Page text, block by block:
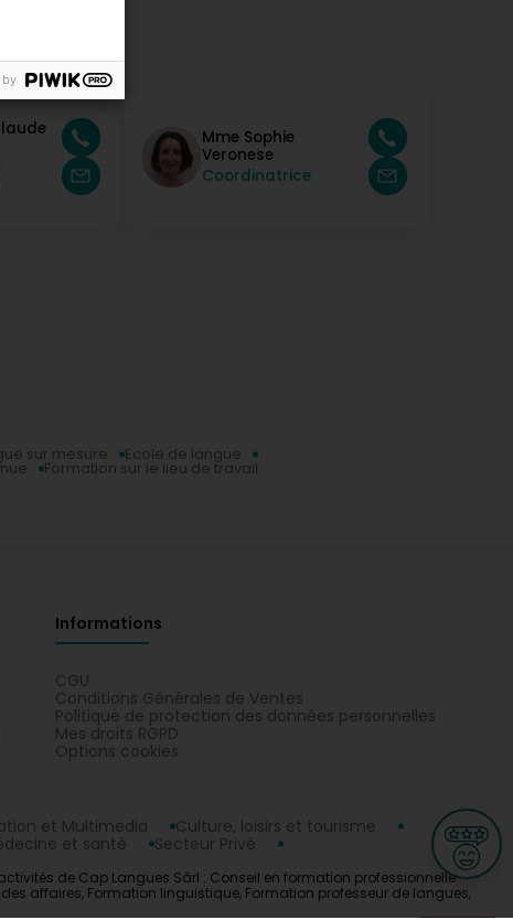
Mme Sophie
Veronese
Coordinatrice
sur mesure Ecole de langue
Formation sur le lieu de travail
Informations
CGU
Conditions Générales de Ventes
Politique de protection des données personnelles
Mes droits RGPD
Options cookies
et Multimedia
Culture, loisirs et tourisme
et santé
Secteur Privé
de Cap Langues Sàrl : Conseil en formation professionnelle
affaires, Formation linguistique, Formation professeur de langues,
by